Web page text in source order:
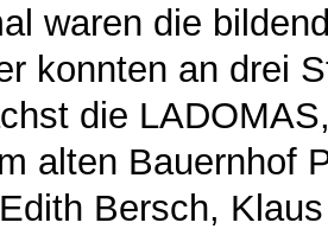
waren die
konnten an drei
die
alten Bauernhof
Bersch,